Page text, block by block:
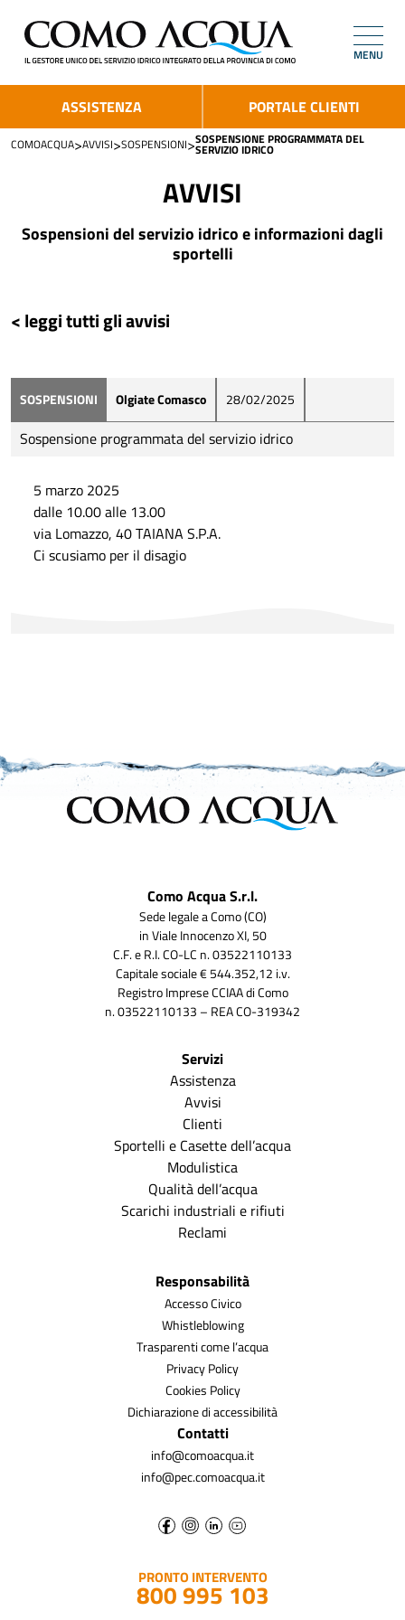
MENU
ASSISTENZA PORTALE CLIENTI
COMOACQUA>AVVISI>SOSPENSIONI>SOSPENSIONE PROGRAMMATA DEL
SERVIZIO IDRICO
AVVISI
Sospensioni del servizio idrico e informazioni dagli
sportelli
< leggi tutti gli avvisi
SOSPENSIONI Olgiate Comasco 28/02/2025
Sospensione programmata del servizio idrico
5 marzo 2025
dalle 10.00 alle 13.00
via Lomazzo, 40 TAIANA S.P.A.
Ci scusiamo per il disagio
Como Acqua S.r.l.
Sede legale a Como (CO)
in Viale Innocenzo XI, 50
C.F. e R.I. CO-LC n. 03522110133
Capitale sociale € 544.352,12 i.v.
Registro Imprese CCIAA di Como
n. 03522110133 – REA CO-319342
Servizi
Assistenza
Avvisi
Clienti
Sportelli e Casette dell’acqua
Modulistica
Qualità dell’acqua
Scarichi industriali e rifiuti
Reclami
Responsabilità
Accesso Civico
Whistleblowing
Trasparenti come l’acqua
Privacy Policy
Cookies Policy
Dichiarazione di accessibilità
Contatti
info@comoacqua.it
info@pec.comoacqua.it
PRONTO INTERVENTO
800 995 103